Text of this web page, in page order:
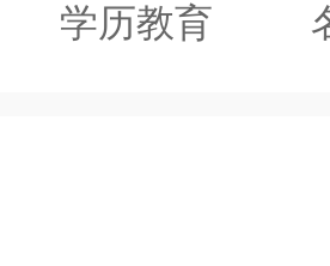
学历教育